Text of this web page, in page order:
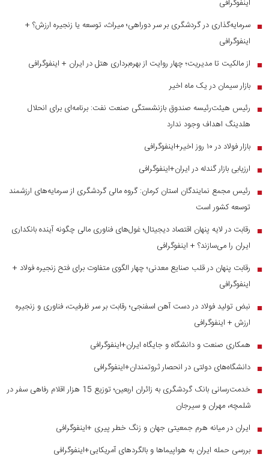
اینفوگرافی
■ سرمایه‌گذاری در گردشگری بر سر دوراهی؛ میراث، توسعه یا زنجیره ارزش؟ +
اینفوگرافی
■ از مالکیت تا مدیریت؛ چهار روایت از بهره‌برداری هتل در ایران + اینفوگرافی
■ بازار سیمان در یک ماه اخیر
■
رئیس هیئت‌رئیسه صندوق بازنشستگی صنعت نفت: برنامه‌ای برای انحلال
هلدینگ اهداف وجود ندارد
■ بازار فولاد در ۱۰ روز اخیر+اینفوگرافی
■ ارزیابی بازار گندله در ایران+اینفوگرافی
■
رئیس مجمع نمایندگان استان کرمان: گروه مالی گردشگری از سرمایه‌های ارزشمند
توسعه کشور است
■
رقابت در لایه پنهان اقتصاد دیجیتال؛ غول‌های فناوری مالی چگونه آینده بانکداری
ایران را می‌سازند؟ + اینفوگرافی
■
رقابت پنهان در قلب صنایع معدنی؛ چهار الگوی متفاوت برای فتح زنجیره فولاد +
اینفوگرافی
■
نبض تولید فولاد در دست آهن اسفنجی؛ رقابت بر سر ظرفیت، فناوری و زنجیره
ارزش + اینفوگرافی
■ همکاری صنعت و دانشگاه و جایگاه ایران+اینفوگرافی
■ دانشگاه‌های دولتی در انحصار ثروتمندان+اینفوگرافی
■
خدمت‌رسانی بانک گردشگری به زائران اربعین؛ توزیع 15 هزار اقلام رفاهی سفر در
شلمچه، مهران و سیرجان
■ ایران در میانه هرم جمعیتی جهان و زنگ خطر پیری +اینفوگرافی
■ بررسی حمله ایران به هواپیماها و بالگردهای آمریکایی+اینفوگرافی